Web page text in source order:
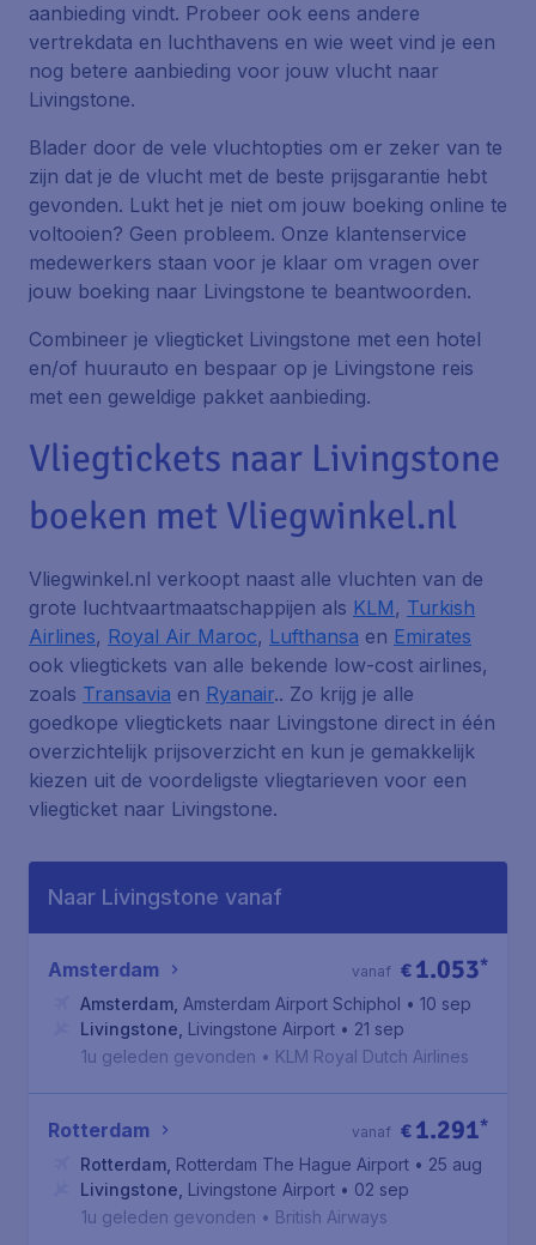
aanbieding vindt. Probeer ook eens andere
vertrekdata en luchthavens en wie weet vind je een
nog betere aanbieding voor jouw vlucht naar
Livingstone.
Blader door de vele vluchtopties om er zeker van te
zijn dat je de vlucht met de beste prijsgarantie hebt
gevonden. Lukt het je niet om jouw boeking online te
voltooien? Geen probleem. Onze klantenservice
medewerkers staan voor je klaar om vragen over
jouw boeking naar Livingstone te beantwoorden.
Combineer je vliegticket Livingstone met een hotel
en/of huurauto en bespaar op je Livingstone reis
met een geweldige pakket aanbieding.
Vliegtickets naar Livingstone
boeken met Vliegwinkel.nl
Vliegwinkel.nl verkoopt naast alle vluchten van de
grote luchtvaartmaatschappijen als KLM, Turkish
Airlines, Royal Air Maroc, Lufthansa en Emirates
ook vliegtickets van alle bekende low-cost airlines,
zoals Transavia en Ryanair.. Zo krijg je alle
goedkope vliegtickets naar Livingstone direct in één
overzichtelijk prijsoverzicht en kun je gemakkelijk
kiezen uit de voordeligste vliegtarieven voor een
vliegticket naar Livingstone.
Naar Livingstone vanaf
Amsterdam € 1.053*
vanaf
Amsterdam Amsterdam Airport Schiphol • 10 sep
Livingstone Livingstone Airport • 21 sep
1u geleden gevonden • KLM Royal Dutch Airlines
Rotterdam € 1.291*
vanaf
Rotterdam Rotterdam The Hague Airport • 25 aug
Livingstone Livingstone Airport • 02 sep
1u geleden gevonden • British Airways